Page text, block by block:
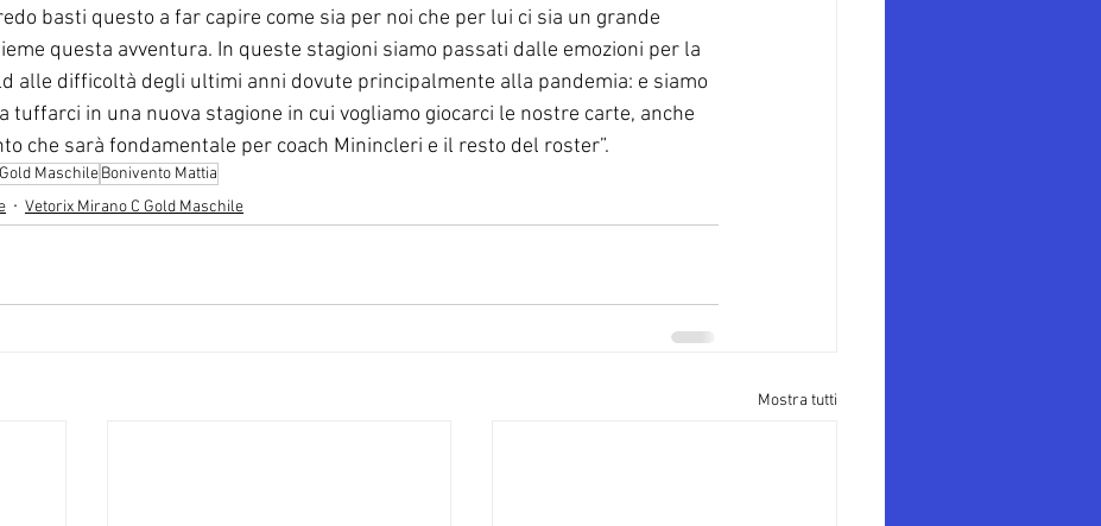
basti questo a far capire come sia per noi che per lui ci sia un grande
questa avventura. In queste stagioni siamo passati dalle emozioni per la
alle difficoltà degli ultimi anni dovute principalmente alla pandemia: e siamo
tuffarci in una nuova stagione in cui vogliamo giocarci le nostre carte, anche
che sarà fondamentale per coach Minincleri e il resto del roster”.
MaschileBonivento Mattia
Vetorix Mirano C Gold Maschile
Mostra tutti